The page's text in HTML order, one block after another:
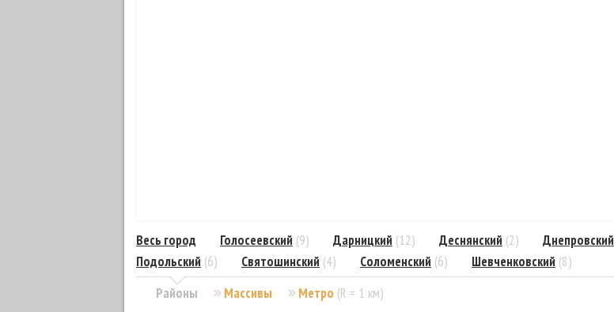
Районы
Весь город Голосеевский (9) Дарницкий (12) Деснянский (2) Днепровский
Подольский (6) Святошинский (4) Соломенский (6) Шевченковский (8)
Массивы
Метро (R = 1 км)